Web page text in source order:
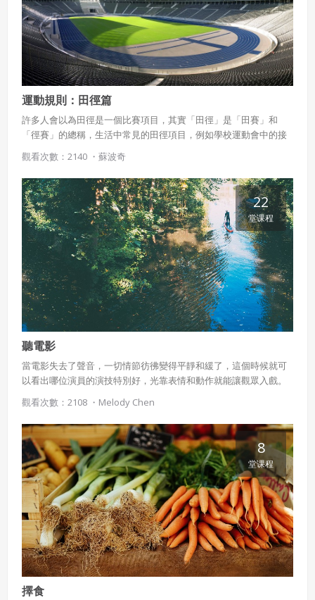
運動規則：田徑篇
許多人會以為田徑是一個比賽項目，其實「田徑」是「田賽」和
「徑賽」的總稱，生活中常見的田徑項目，例如學校運動會中的接
力、台灣各地舉辦的馬拉松比賽，皆是屬於徑賽的一環。而電視上
偶爾會看到的撐竿跳和擲鐵餅比賽，則是「田賽」的項目。兩種比
賽的項目和規則看起來似乎很複雜，但透過本課程，即能簡明清楚
地了解田徑的規則和相關知識。
觀看次數：2140 ・ 蘇波奇
22
堂课程
聽電影
當電影失去了聲音，一切情節彷彿變得平靜和緩了，這個時候就可
以看出哪位演員的演技特別好，光靠表情和動作就能讓觀眾入戲。
相對地，也就不能不發覺配樂對於一部電影的重要性，本課程涵蓋
了許多與電影配樂的相關知識，不只重溫交織在電影記憶中的著名
樂曲，也認識這些曲子背後的創作者、了解這些樂曲製作的過程、
樂趣與專業性。
觀看次數：2108 ・ Melody Chen
8
堂课程
擇食